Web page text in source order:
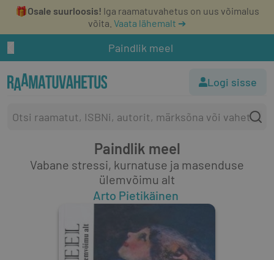
🎁Osale suurloosis! Iga raamatuvahetus on uus võimalus
võita. Vaata lähemalt ➔
Paindlik meel
Logi sisse
Paindlik meel
Vabane stressi, kurnatuse ja masenduse
ülemvõimu alt
Arto Pietikäinen